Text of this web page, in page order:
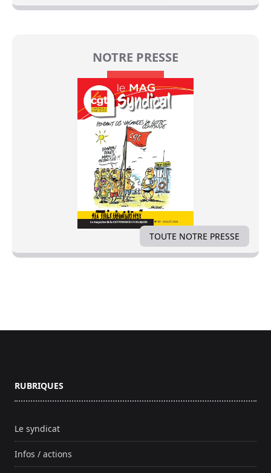
NOTRE PRESSE
TOUTE NOTRE PRESSE
RUBRIQUES
Le syndicat
Infos / actions